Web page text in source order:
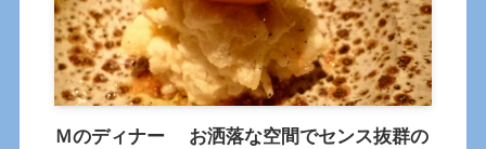
Ｍのディナー お洒落な空間でセンス抜群の